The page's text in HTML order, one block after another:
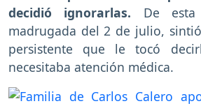
decidió ignorarlas. De
madrugada del 2 de julio,
persistente que le tocó
necesitaba atención médica.